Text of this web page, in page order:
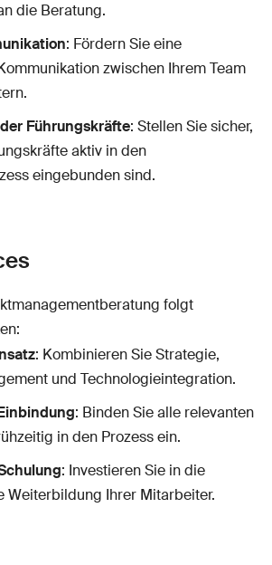
die Beratung.
: Fördern Sie eine
zwischen Ihrem Team
Führungskräfte: Stellen Sie sicher,
aktiv in den
eingebunden sind.
folgt
: Kombinieren Sie Strategie,
und Technologieintegration.
: Binden Sie alle relevanten
in den Prozess ein.
: Investieren Sie in die
Weiterbildung Ihrer Mitarbeiter.